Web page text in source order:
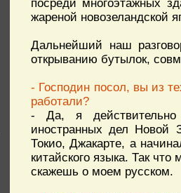
посреди многоэтажных
жареной новозеландской
Дальнейший наш
открыванию бутылок,
- Господин посол, вы из
работали?
- Да, я
иностранных дел Новой
Токио, Джакарте, а
китайского языка. Так
скажешь о моем русском.